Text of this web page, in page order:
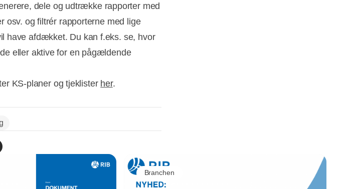
dele og udtrække rapporter med
osv. og filtrér rapporterne med lige
have afdækket. Du kan f.eks. se, hvor
eller aktive for en pågældende
KS-planer og tjeklister her.
Branchen